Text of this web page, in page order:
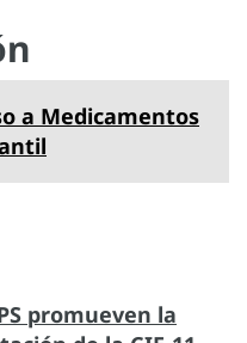
a Medicamentos
promueven la